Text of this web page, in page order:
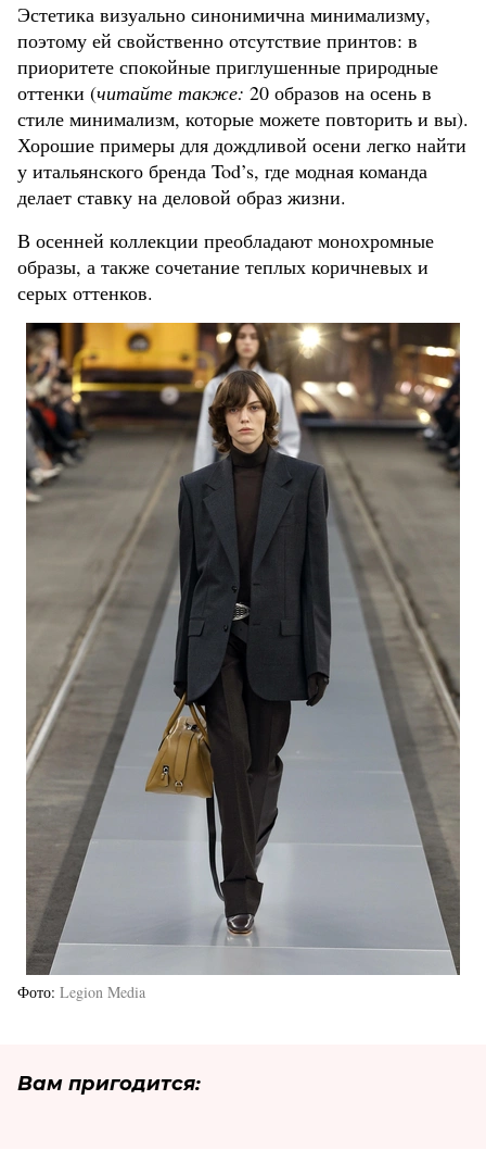
Эстетика визуально синонимична минимализму,
поэтому ей свойственно отсутствие принтов: в
приоритете спокойные приглушенные природные
оттенки (читайте также: 20 образов на осень в
стиле минимализм, которые можете повторить и вы).
Хорошие примеры для дождливой осени легко найти
у итальянского бренда Tod’s, где модная команда
делает ставку на деловой образ жизни.
В осенней коллекции преобладают монохромные
образы, а также сочетание теплых коричневых и
серых оттенков.
Фото Legion Media
Вам пригодится: